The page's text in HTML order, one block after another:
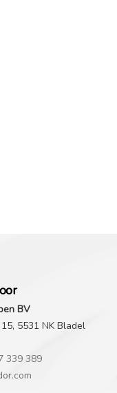
BV
5531 NK Bladel
339 389